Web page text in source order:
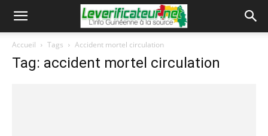
Accueil Tags Accident mortel circulation
Tag: accident mortel circulation